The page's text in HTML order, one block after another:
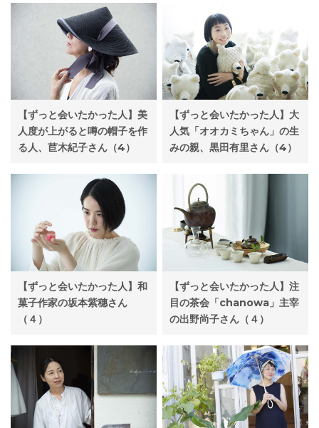
【ずっと会いたかった人】美
人度が上がると噂の帽子を作
る人、苣木紀子さん（4）
【ずっと会いたかった人】大
人気「オオカミちゃん」の生
みの親、黒田有里さん（4）
【ずっと会いたかった人】和
菓子作家の坂本紫穗さん
（４）
【ずっと会いたかった人】注
目の茶会「chanowa」主宰
の出野尚子さん（４）